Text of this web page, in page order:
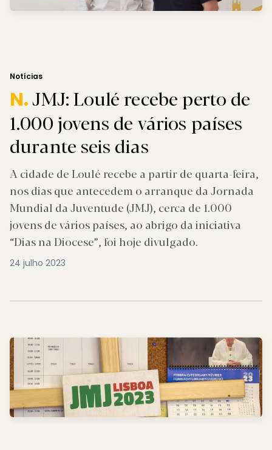
Notícias
N.JMJ: Loulé recebe perto de
1.000 jovens de vários países
durante seis dias
A cidade de Loulé recebe a partir de quarta-feira,
nos dias que antecedem o arranque da Jornada
Mundial da Juventude (JMJ), cerca de 1.000
jovens de vários países, ao abrigo da iniciativa
“Dias na Diocese”, foi hoje divulgado.
24 julho 2023